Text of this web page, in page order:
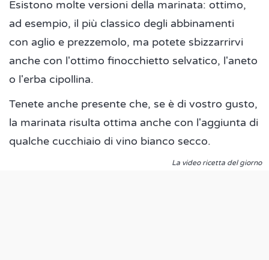
Esistono molte versioni della marinata: ottimo,
ad esempio, il più classico degli abbinamenti
con aglio e prezzemolo, ma potete sbizzarrirvi
anche con l'ottimo finocchietto selvatico, l'aneto
o l'erba cipollina.
Tenete anche presente che, se è di vostro gusto,
la marinata risulta ottima anche con l'aggiunta di
qualche cucchiaio di vino bianco secco.
La video ricetta del giorno